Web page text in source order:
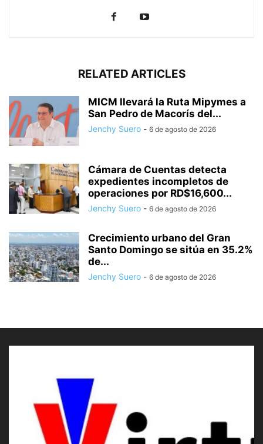
RELATED ARTICLES
MICM llevará la Ruta Mipymes a
San Pedro de Macorís del...
Jenchy Suero - 6 de agosto de 2026
Cámara de Cuentas detecta
expedientes incompletos de
operaciones por RD$16,600...
Jenchy Suero - 6 de agosto de 2026
Crecimiento urbano del Gran
Santo Domingo se sitúa en 35.2%
de...
Jenchy Suero - 6 de agosto de 2026